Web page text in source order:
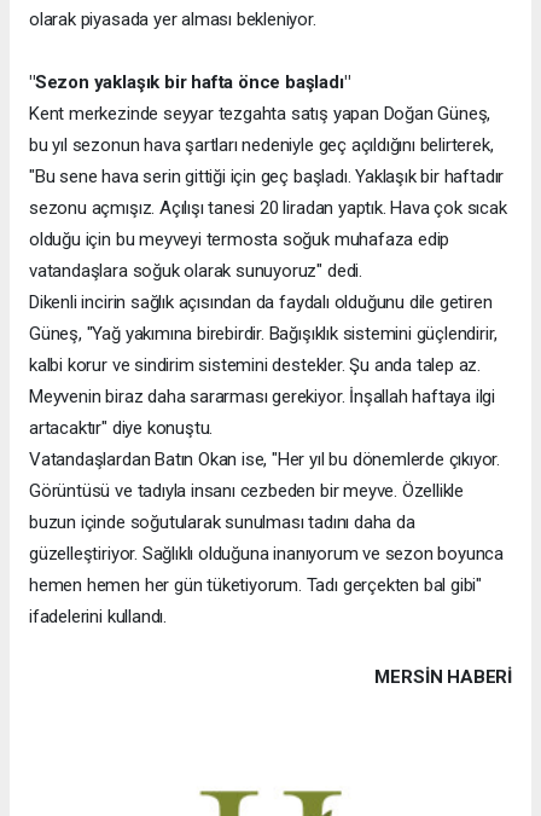
olarak piyasada yer alması bekleniyor.
"Sezon yaklaşık bir hafta önce başladı"
Kent merkezinde seyyar tezgahta satış yapan Doğan Güneş,
bu yıl sezonun hava şartları nedeniyle geç açıldığını belirterek,
"Bu sene hava serin gittiği için geç başladı. Yaklaşık bir haftadır
sezonu açmışız. Açılışı tanesi 20 liradan yaptık. Hava çok sıcak
olduğu için bu meyveyi termosta soğuk muhafaza edip
vatandaşlara soğuk olarak sunuyoruz" dedi.
Dikenli incirin sağlık açısından da faydalı olduğunu dile getiren
Güneş, "Yağ yakımına birebirdir. Bağışıklık sistemini güçlendirir,
kalbi korur ve sindirim sistemini destekler. Şu anda talep az.
Meyvenin biraz daha sararması gerekiyor. İnşallah haftaya ilgi
artacaktır" diye konuştu.
Vatandaşlardan Batın Okan ise, "Her yıl bu dönemlerde çıkıyor.
Görüntüsü ve tadıyla insanı cezbeden bir meyve. Özellikle
buzun içinde soğutularak sunulması tadını daha da
güzelleştiriyor. Sağlıklı olduğuna inanıyorum ve sezon boyunca
hemen hemen her gün tüketiyorum. Tadı gerçekten bal gibi"
ifadelerini kullandı.
MERSIN HABERİ